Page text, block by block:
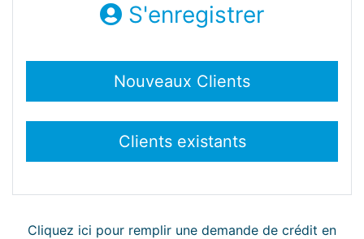
S'enregistrer
Cliquez ici pour remplir une demande de crédit en